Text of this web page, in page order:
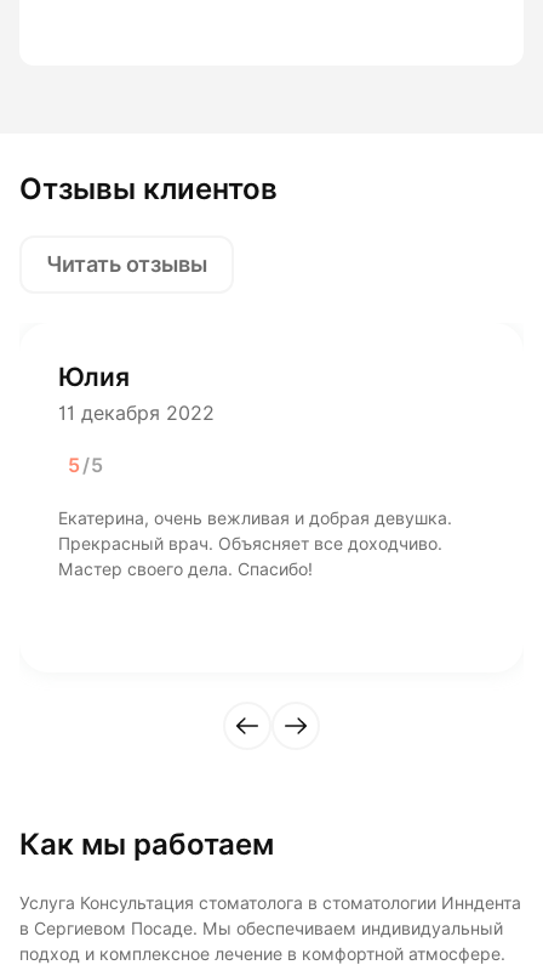
Отзывы клиентов
Читать отзывы
Юлия
11 декабря 2022
5/5
Екатерина, очень вежливая и добрая девушка.
Прекрасный врач. Объясняет все доходчиво.
Мастер своего дела. Спасибо!
Как мы работаем
Услуга Консультация стоматолога в стоматологии Инндента
в Сергиевом Посаде. Мы обеспечиваем индивидуальный
подход и комплексное лечение в комфортной атмосфере.